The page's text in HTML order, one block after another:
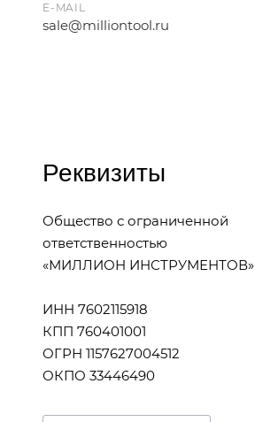
E-MAIL
sale@milliontool.ru
Реквизиты
Общество с ограниченной
ответственностью
«МИЛЛИОН ИНСТРУМЕНТОВ»
ИНН 7602115918
КПП 760401001
ОГРН 1157627004512
ОКПО 33446490